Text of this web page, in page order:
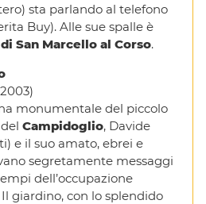
sta parlando al telefono
Buy). Alle sue spalle è
San Marcello al Corso.
monumentale del piccolo
Campidoglio, Davide
e il suo amato, ebrei e
segretamente messaggi
dell’occupazione
giardino, con lo splendido